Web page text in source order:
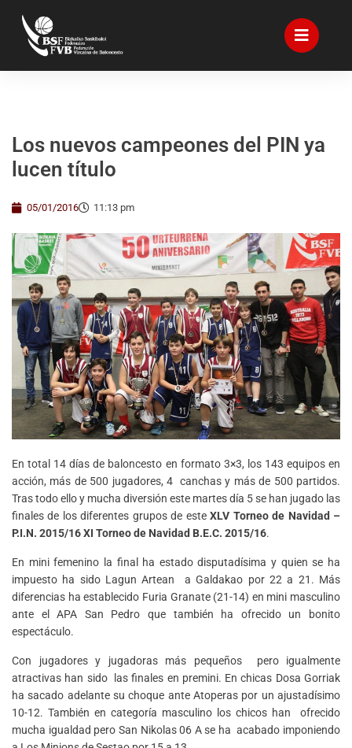
Los nuevos campeones del PIN ya
lucen título
05/01/2016 11:13 pm
En total 14 días de baloncesto en formato 3×3, los 143 equipos en
acción, más de 500 jugadores, 4 canchas y más de 500 partidos.
Tras todo ello y mucha diversión este martes día 5 se han jugado las
finales de los diferentes grupos de esteXLV Torneo de Navidad –
P.I.N. 2015/16 XI Torneo de Navidad B.E.C. 2015/16.
En mini femenino la final ha estado disputadísima y quien se ha
impuesto ha sido Lagun Artean a Galdakao por 22 a 21. Más
diferencias ha establecido Furia Granate (21-14) en mini masculino
ante el APA San Pedro que también ha ofrecido un bonito
espectáculo.
Con jugadores y jugadoras más pequeños pero igualmente
atractivas han sido las finales en premini. En chicas Dosa Gorriak
ha sacado adelante su choque ante Atoperas por un ajustadísimo
10-12. También en categoría masculino los chicos han ofrecido
mucha igualdad pero San Nikolas 06 A se ha acabado imponiendo